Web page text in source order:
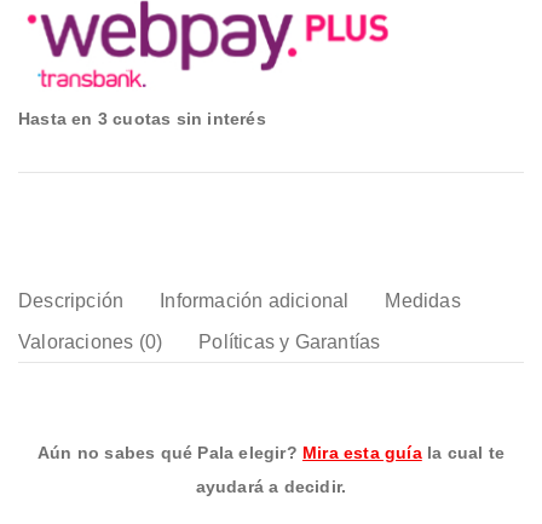
Hasta en 3 cuotas sin interés
Descripción Información adicional
Medidas
Valoraciones (0)
Políticas y Garantías
Aún no sabes qué Pala elegir? Mira esta guíala cual te
ayudará a decidir.